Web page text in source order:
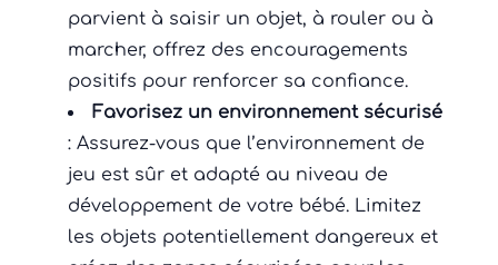
parvient à saisir un objet, à rouler ou à
marcher, offrez des encouragements
positifs pour renforcer sa confiance.
Favorisez un environnement sécurisé
: Assurez-vous que l’environnement de
jeu est sûr et adapté au niveau de
développement de votre bébé. Limitez
les objets potentiellement dangereux et